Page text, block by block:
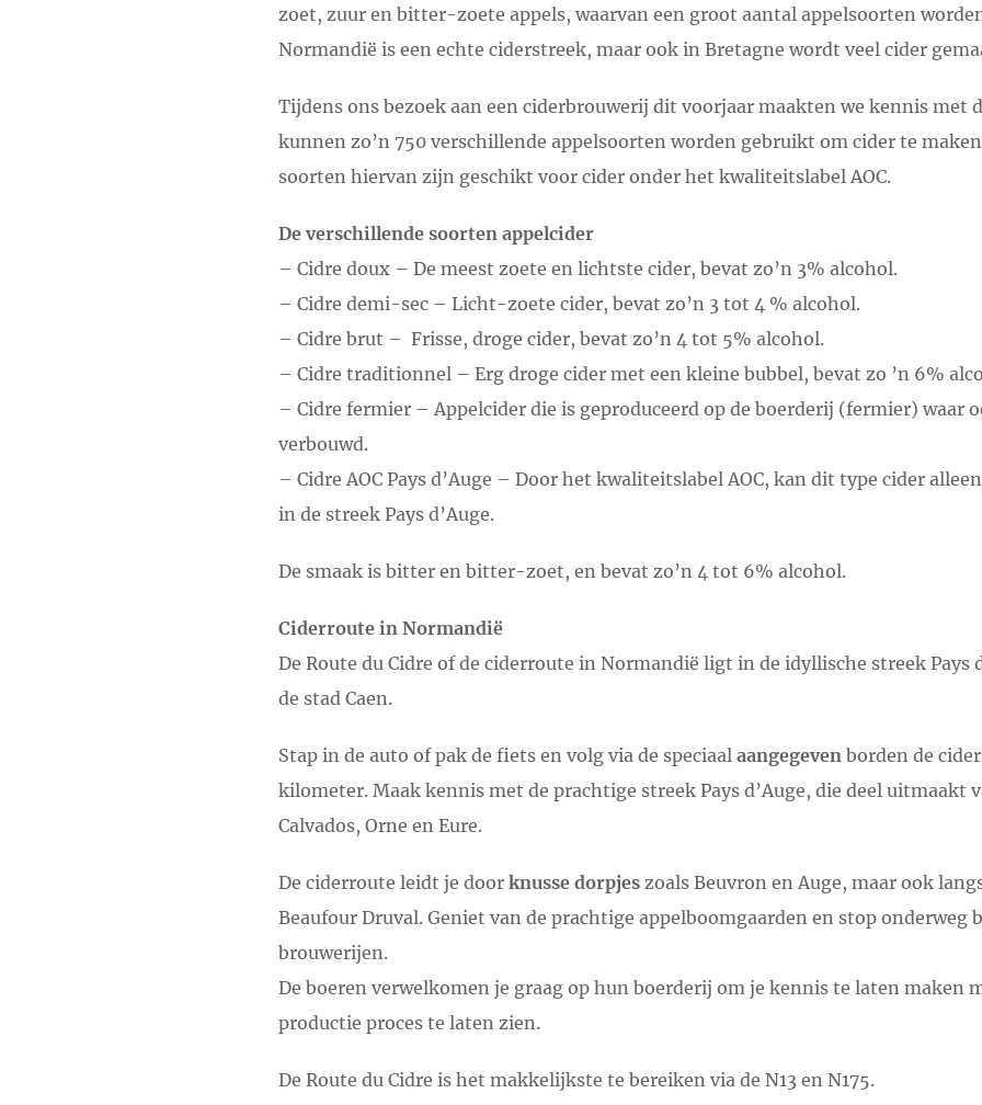
zoet, zuur en bitter-zoete appels, waarvan een groot aantal appelsoorten
Normandië is een echte ciderstreek, maar ook in Bretagne wordt veel cider
Tijdens ons bezoek aan een ciderbrouwerij dit voorjaar maakten we kennis met
kunnen zo’n 750 verschillende appelsoorten worden gebruikt om cider te
soorten hiervan zijn geschikt voor cider onder het kwaliteitslabel AOC.
De verschillende soorten appelcider
– Cidre doux – De meest zoete en lichtste cider, bevat zo’n 3% alcohol.
– Cidre demi-sec – Licht-zoete cider, bevat zo’n 3 tot 4 % alcohol.
– Cidre brut – Frisse, droge cider, bevat zo’n 4 tot 5% alcohol.
– Cidre traditionnel – Erg droge cider met een kleine bubbel, bevat zo ’n 6%
– Cidre fermier – Appelcider die is geproduceerd op de boerderij (fermier) waar
verbouwd.
– Cidre AOC Pays d’Auge – Door het kwaliteitslabel AOC, kan dit type cider
in de streek Pays d’Auge.
De smaak is bitter en bitter-zoet, en bevat zo’n 4 tot 6% alcohol.
Ciderroute in Normandië
De Route du Cidre of de ciderroute in Normandië ligt in de idyllische streek Pays
de stad Caen.
Stap in de auto of pak de fiets en volg via de speciaal aangegevenborden de
kilometer. Maak kennis met de prachtige streek Pays d’Auge, die deel uitmaakt
Calvados, Orne en Eure.
De ciderroute leidt je door knusse dorpjeszoals Beuvron en Auge, maar ook
Beaufour Druval. Geniet van de prachtige appelboomgaarden en stop onderweg
brouwerijen.
De boeren verwelkomen je graag op hun boerderij om je kennis te laten maken
productie proces te laten zien.
De Route du Cidre is het makkelijkste te bereiken via de N13 en N175.